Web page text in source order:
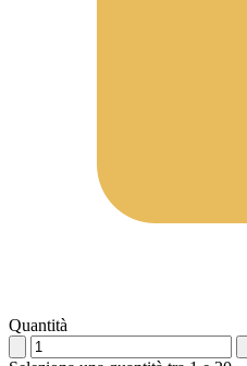
Quantità